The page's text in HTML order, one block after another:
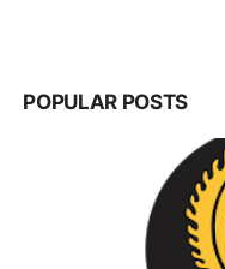
POPULAR POSTS